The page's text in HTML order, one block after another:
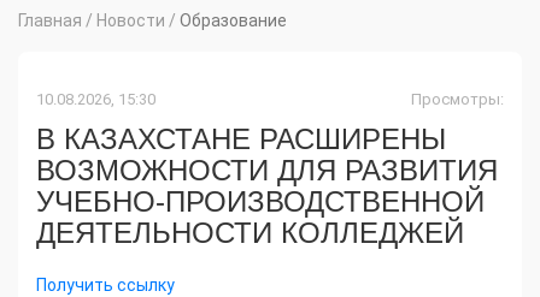
Главная / Новости / Образование
10.08.2026, 15:30 Просмотры:
В КАЗАХСТАНЕ РАСШИРЕНЫ
ВОЗМОЖНОСТИ ДЛЯ РАЗВИТИЯ
УЧЕБНО-ПРОИЗВОДСТВЕННОЙ
ДЕЯТЕЛЬНОСТИ КОЛЛЕДЖЕЙ
Получить ссылку